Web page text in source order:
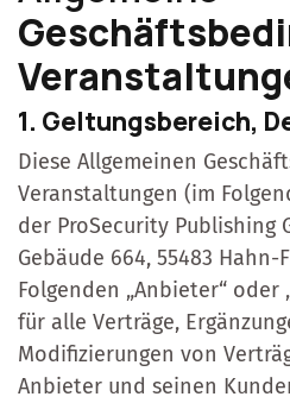
1. Geltungsbereich,
Diese Allgemeinen
Veranstaltungen (im
der ProSecurity Publishing
Gebäude 664, 55483 Hahn-
Folgenden „Anbieter“ oder
für alle Verträge,
Modifizierungen von
Anbieter und seinen